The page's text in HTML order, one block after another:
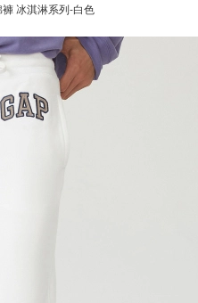
購
冰淇淋系列-白色